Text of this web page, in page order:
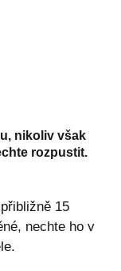
nikoliv však
rozpustit.
15
nechte ho v